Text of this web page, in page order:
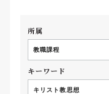
所属
教職課程
キーワード
キリスト教思想